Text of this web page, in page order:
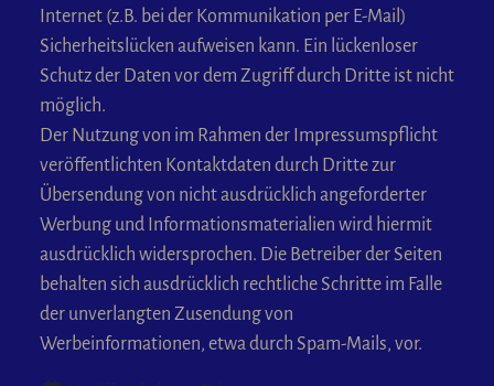
Internet (z.B. bei der Kommunikation per E-Mail)
Sicherheitslücken aufweisen kann. Ein lückenloser
Schutz der Daten vor dem Zugriff durch Dritte ist nicht
möglich.
Der Nutzung von im Rahmen der Impressumspflicht
veröffentlichten Kontaktdaten durch Dritte zur
Übersendung von nicht ausdrücklich angeforderter
Werbung und Informationsmaterialien wird hiermit
ausdrücklich widersprochen. Die Betreiber der Seiten
behalten sich ausdrücklich rechtliche Schritte im Falle
der unverlangten Zusendung von
Werbeinformationen, etwa durch Spam-Mails, vor.